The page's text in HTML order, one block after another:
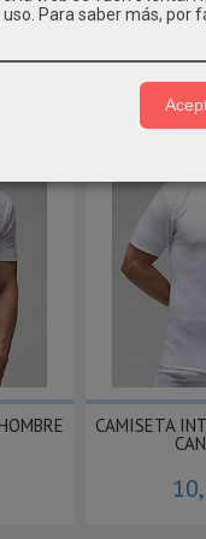
CAMISETA
Para saber más, por